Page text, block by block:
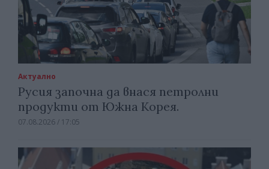
Актуално
Русия започна да внася петролни
продукти от Южна Корея.
07.08.2026 / 17:05